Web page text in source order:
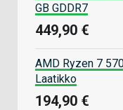
GB GDDR7
449,90 €
AMD Ryzen 7
Laatikko
194,90 €